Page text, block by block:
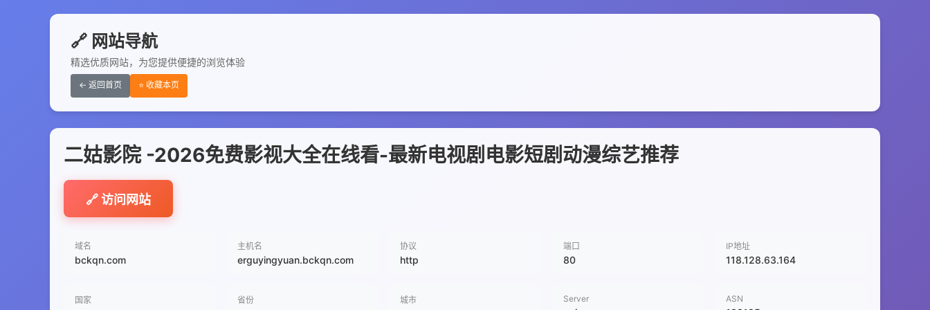
🔗 网站导航
精选优质网站，为您提供便捷的浏览体验
← 返回首页 ⭐ 收藏本页
二姑影院 -2026免费影视大全在线看-最新电视剧电影短剧动漫综艺推荐
🔗 访问网站
域名
bckqn.com
主机名
erguyingyuan.bckqn.com
协议
http
端口
80
IP地址
118.128.63.164
国家 省份 城市 Server ASN